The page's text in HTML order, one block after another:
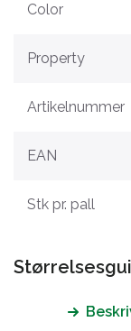
Color
Property
Artikelnummer
EAN
Stk pr. pall